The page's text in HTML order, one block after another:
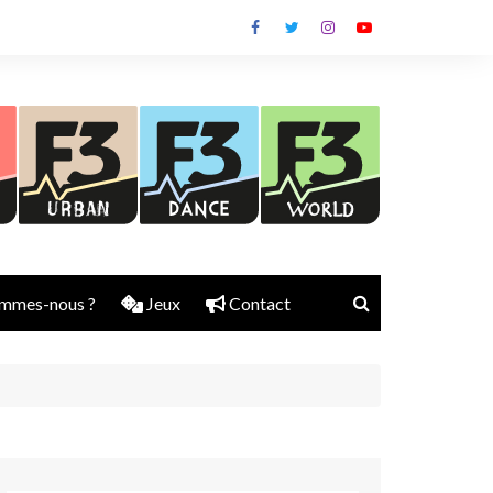
nous ? Jeux Contact